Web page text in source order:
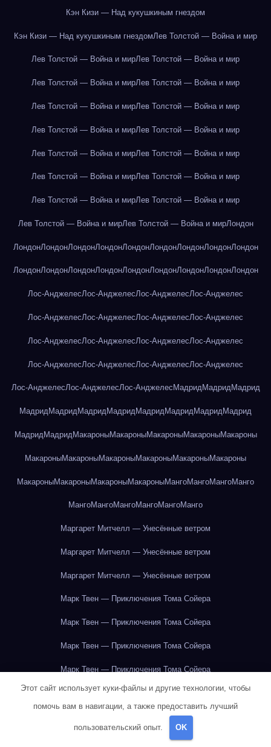
Кэн Кизи — Над кукушкиным гнездом
Кэн Кизи — Над кукушкиным гнездомЛев Толстой — Война и мир
Лев Толстой — Война и мирЛев Толстой — Война и мир
Лев Толстой — Война и мирЛев Толстой — Война и мир
Лев Толстой — Война и мирЛев Толстой — Война и мир
Лев Толстой — Война и мирЛев Толстой — Война и мир
Лев Толстой — Война и мирЛев Толстой — Война и мир
Лев Толстой — Война и мирЛев Толстой — Война и мир
Лев Толстой — Война и мирЛев Толстой — Война и мир
Лев Толстой — Война и мирЛев Толстой — Война и мирЛондон
ЛондонЛондонЛондонЛондонЛондонЛондонЛондонЛондонЛондон
ЛондонЛондонЛондонЛондонЛондонЛондонЛондонЛондонЛондон
Лос-АнджелесЛос-АнджелесЛос-АнджелесЛос-Анджелес
Лос-АнджелесЛос-АнджелесЛос-АнджелесЛос-Анджелес
Лос-АнджелесЛос-АнджелесЛос-АнджелесЛос-Анджелес
Лос-АнджелесЛос-АнджелесЛос-АнджелесЛос-Анджелес
Лос-АнджелесЛос-АнджелесЛос-Анджелес МадридМадридМадрид
МадридМадридМадридМадридМадридМадридМадридМадрид
Мадрид Мадрид МакароныМакароныМакароныМакароныМакароны
МакароныМакароныМакароныМакароныМакароныМакароны
МакароныМакароныМакароныМакароныМангоМангоМангоМанго
МангоМангоМангоМангоМангоМанго
Маргарет Митчелл — Унесённые ветром
Маргарет Митчелл — Унесённые ветром
Маргарет Митчелл — Унесённые ветром
Марк Твен — Приключения Тома Сойера
Марк Твен — Приключения Тома Сойера
Марк Твен — Приключения Тома Сойера
Марк Твен — Приключения Тома Сойера
Марк Твен — Приключения Тома Сойера
Марк Твен — Приключения Тома Сойера
Марк Твен — Приключения Тома Сойера
Этот сайт использует куки-файлы и другие технологии, чтобы
помочь вам в навигации, а также предоставить лучший
пользовательский опыт. OK